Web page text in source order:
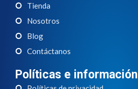
Tienda
Nosotros
Blog
Contáctanos
Políticas e información